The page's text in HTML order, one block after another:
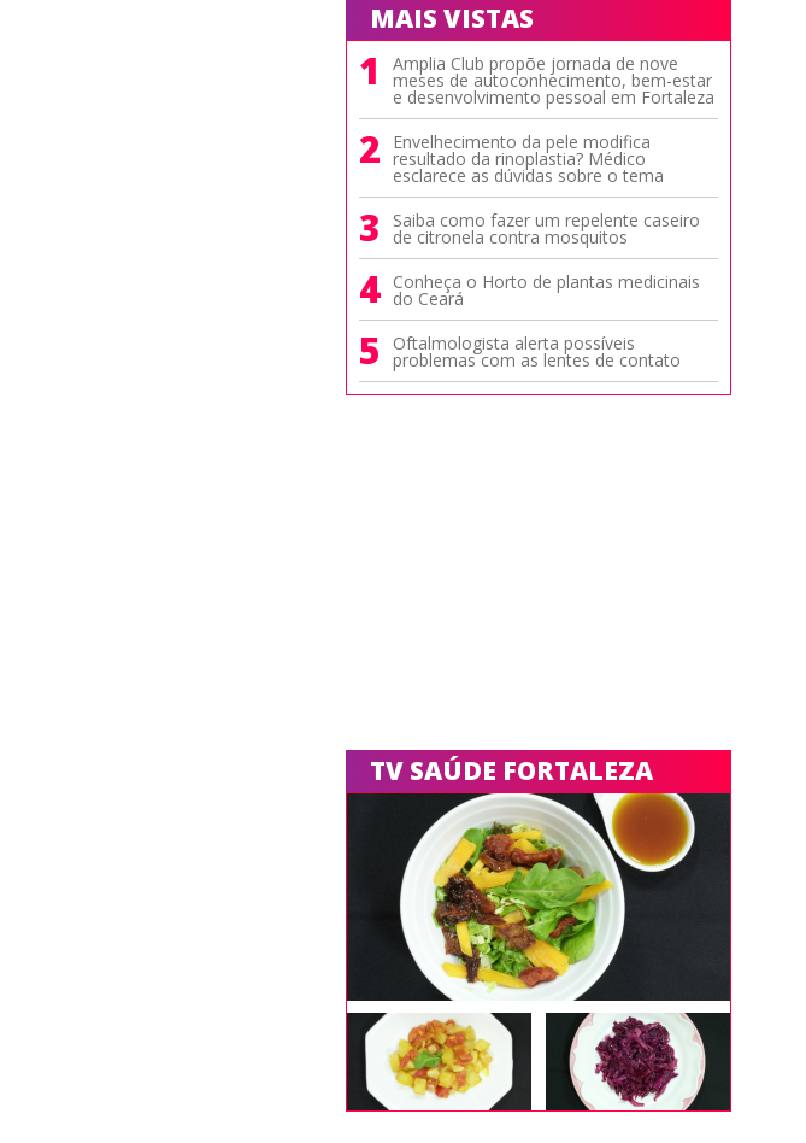
MAIS VISTAS
1 Amplia Club propõe jornada de nove
meses de autoconhecimento, bem-estar
e desenvolvimento pessoal em Fortaleza
2 Envelhecimento da pele modifica
resultado da rinoplastia? Médico
esclarece as dúvidas sobre o tema
3 Saiba como fazer um repelente caseiro
de citronela contra mosquitos
4 Conheça o Horto de plantas medicinais
do Ceará
5 Oftalmologista alerta possíveis
problemas com as lentes de contato
TV SAÚDE FORTALEZA